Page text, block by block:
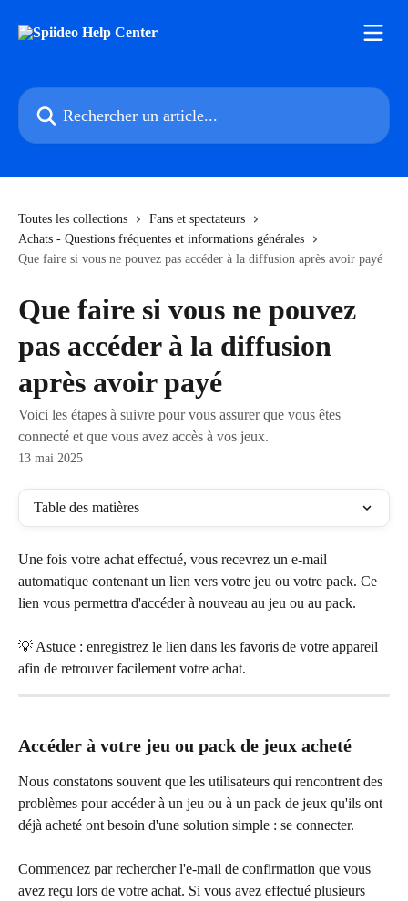
Rechercher un article...
Toutes les collections
Fans et spectateurs
Achats - Questions fréquentes et informations générales
Que faire si vous ne pouvez pas accéder à la diffusion après avoir payé
Que faire si vous ne pouvez
pas accéder à la diffusion
après avoir payé
Voici les étapes à suivre pour vous assurer que vous êtes
connecté et que vous avez accès à vos jeux.
13 mai 2025
Table des matières
Une fois votre achat effectué, vous recevrez un e-mail
automatique contenant un lien vers votre jeu ou votre pack. Ce
lien vous permettra d'accéder à nouveau au jeu ou au pack.
💡 Astuce : enregistrez le lien dans les favoris de votre appareil
afin de retrouver facilement votre achat.
Accéder à votre jeu ou pack de jeux acheté
Nous constatons souvent que les utilisateurs qui rencontrent des
problèmes pour accéder à un jeu ou à un pack de jeux qu'ils ont
déjà acheté ont besoin d'une solution simple : se connecter.
Commencez par rechercher l'e-mail de confirmation que vous
avez reçu lors de votre achat. Si vous avez effectué plusieurs